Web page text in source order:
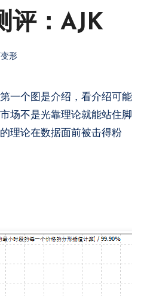
评：AJK
形
场不是光靠理论就能站住脚
理论在数据面前被击得粉